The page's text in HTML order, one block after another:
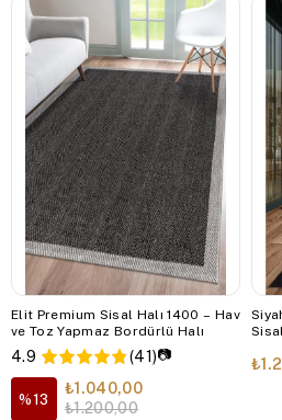
Elit Premium Sisal Halı 1400 – Hav
ve Toz Yapmaz Bordürlü Halı
4.9 (41)📷
%13
₺1.040,00
₺1.200,00